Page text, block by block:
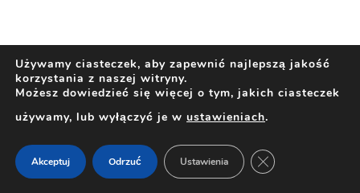
Używamy ciasteczek, aby zapewnić najlepszą jakość
korzystania z naszej witryny.
Możesz dowiedzieć się więcej o tym, jakich ciasteczek
używamy, lub wyłączyć je w ustawieniach.
Akceptuj Odrzuć Ustawienia ZAMKNIJ PANEL